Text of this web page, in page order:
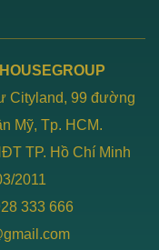
Cityland, 99 đường
Mỹ, Tp. HCM.
TP. Hồ Chí Minh
2011
333 666